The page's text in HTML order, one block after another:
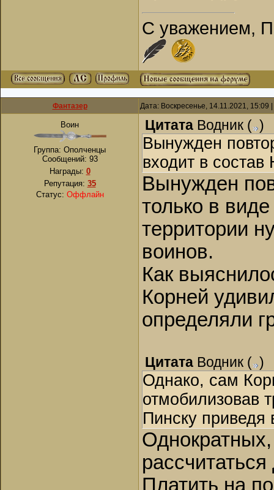
С уважением,
Фантазер Дата: Воскресенье, 14.11.2021,
Воин
Группа: Ополченцы
Сообщений: 93
Награды: 0
Репутация: 35
Статус: Оффлайн
Цитата Водник ( )
Вынужден
входит в состав
Вынужден
только в
территории
воинов.
Как
Корней
определяли
Цитата Водник ( )
Однако, сам
отмобилизовав
Пинску приведя
Платить на